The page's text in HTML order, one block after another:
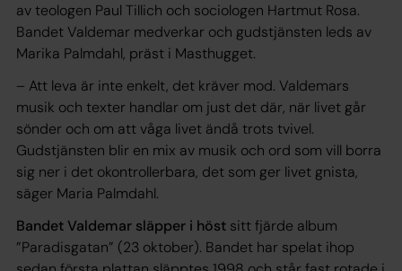
av teologen Paul Tillich och sociologen Hartmut Rosa.
Bandet Valdemar medverkar och gudstjänsten leds av
Marika Palmdahl, präst i Masthugget.
– Att leva är inte enkelt, det kräver mod. Valdemars
musik och texter handlar om just det där, när livet går
sönder och om att våga livet ändå trots tvivel.
Gudstjänsten blir en mix av musik och ord som vill borra
sig ner i det okontrollerbara, det som ger livet gnista,
säger Maria Palmdahl.
Bandet Valdemar släpper i höst sitt fjärde album
”Paradisgatan” (23 oktober). Bandet har spelat ihop